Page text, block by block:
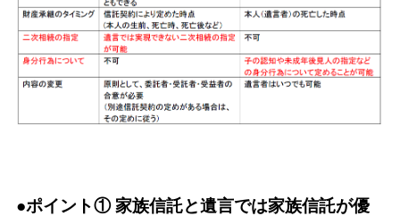
●ポイント① 家族信託と遺言では家族信託が優